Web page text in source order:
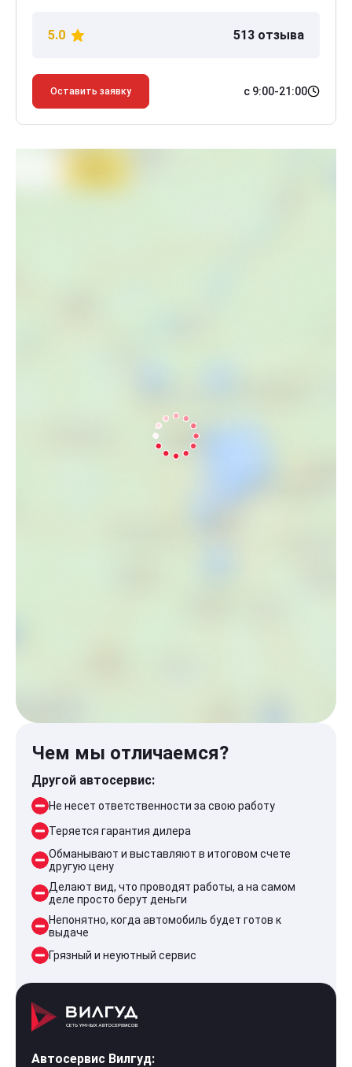
5.0 513 отзыва
Оставить заявку с 9:00-21:00
Чем мы отличаемся?
Другой автосервис:
Не несет ответственности за свою работу
Теряется гарантия дилера
Обманывают и выставляют в итоговом счете
другую цену
Делают вид, что проводят работы, а на самом
деле просто берут деньги
Непонятно, когда автомобиль будет готов к
выдаче
Грязный и неуютный сервис
Автосервис Вилгуд: